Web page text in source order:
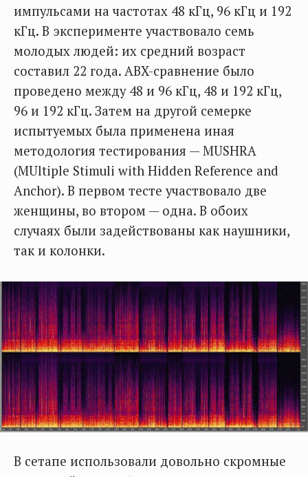
импульсами на частотах 48 кГц, 96 кГц и 192
кГц. В эксперименте участвовало семь
молодых людей: их средний возраст
составил 22 года. ABX-сравнение было
проведено между 48 и 96 кГц, 48 и 192 кГц,
96 и 192 кГц. Затем на другой семерке
испытуемых была применена иная
методология тестирования — MUSHRA
(MUltiple Stimuli with Hidden Reference and
Anchor). В первом тесте участвовало две
женщины, во втором — одна. В обоих
случаях были задействованы как наушники,
так и колонки.
В сетапе использовали довольно скромные